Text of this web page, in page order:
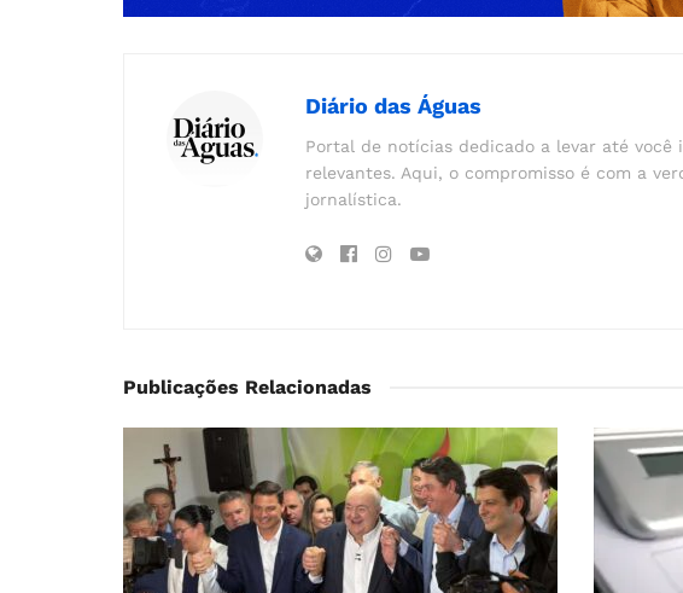
Diário das Águas
Portal de notícias dedicado a levar até você
relevantes. Aqui, o compromisso é com a
jornalística.
Publicações Relacionadas